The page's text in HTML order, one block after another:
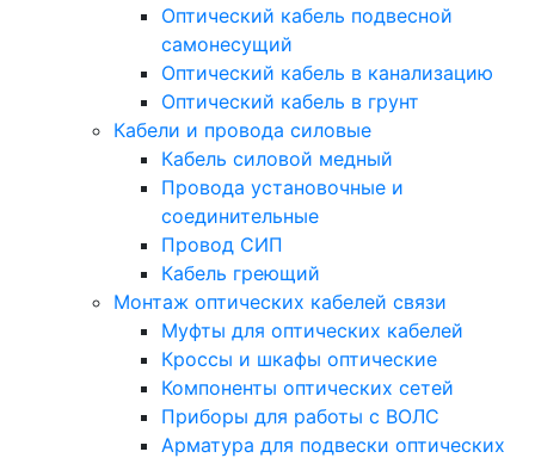
Оптический кабель подвесной
самонесущий
Оптический кабель в канализацию
Оптический кабель в грунт
Кабели и провода силовые
Кабель силовой медный
Провода установочные и
соединительные
Провод СИП
Кабель греющий
Монтаж оптических кабелей связи
Муфты для оптических кабелей
Кроссы и шкафы оптические
Компоненты оптических сетей
Приборы для работы с ВОЛС
Арматура для подвески оптических